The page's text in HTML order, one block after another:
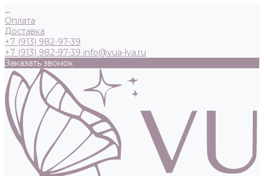
...
Оплата
Доставка
+7 (913) 982-97-39
+7 (913) 982-97-39 info@vua-lya.ru
Заказать звонок